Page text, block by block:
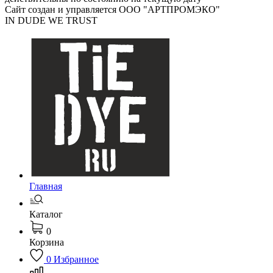
Сайт создан и управляется ООО "АРТПРОМЭКО"
IN DUDE WE TRUST
Главная
Каталог
0
Корзина
0 Избранное